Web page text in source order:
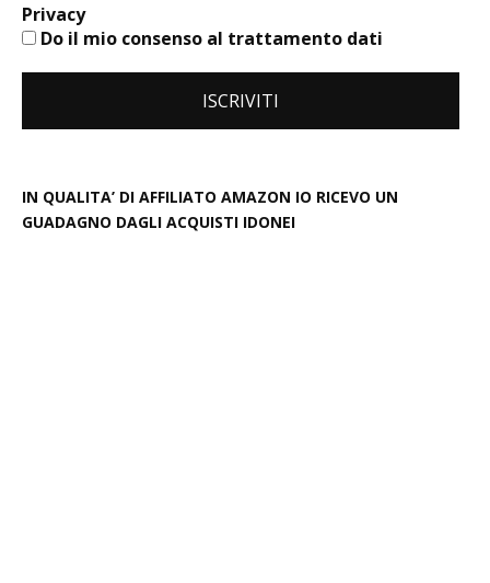
Privacy
Do il mio consenso al trattamento dati
IN QUALITA’ DI AFFILIATO AMAZON IO RICEVO UN
GUADAGNO DAGLI ACQUISTI IDONEI